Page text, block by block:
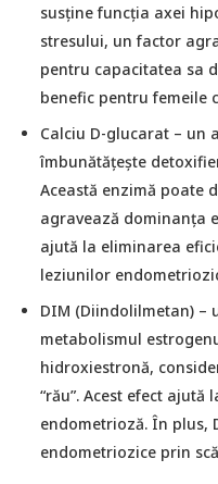
susține funcția axei
stresului, un factor
pentru capacitatea sa
benefic pentru femeile
Calciu D-glucarat– un
îmbunătățește
Această enzimă poate
agravează dominanța
ajută la eliminarea
leziunilor
DIM (Diindolilmetan)–
metabolismul
hidroxiestronă,
“rău”. Acest efect
endometrioză. În plus,
endometriozice prin